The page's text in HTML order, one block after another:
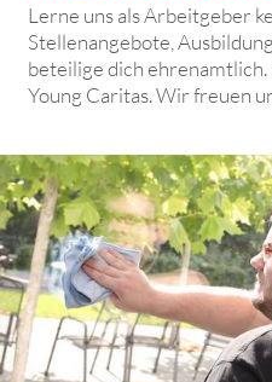
Lerne uns als Arbeitgeber
Stellenangebote,
beteilige dich
Young Caritas. Wir freuen